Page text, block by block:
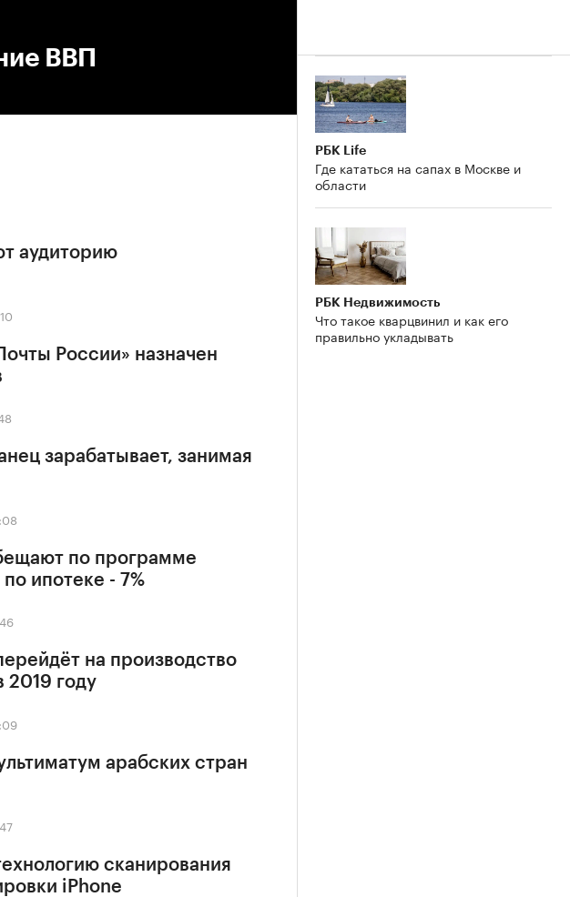
ВВП
аудиторию
России» назначен
зарабатывает, занимая
по программе
ипотеке - 7%
на производство
2019 году
арабских стран
сканирования
iPhone
РБК Life
Где кататься на сапах в Москве и
области
РБК Недвижимость
Что такое кварцвинил и как его
правильно укладывать